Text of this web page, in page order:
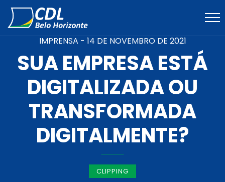
IMPRENSA - 14 DE NOVEMBRO DE 2021
SUA EMPRESA ESTÁ
DIGITALIZADA OU
TRANSFORMADA
DIGITALMENTE?
CLIPPING